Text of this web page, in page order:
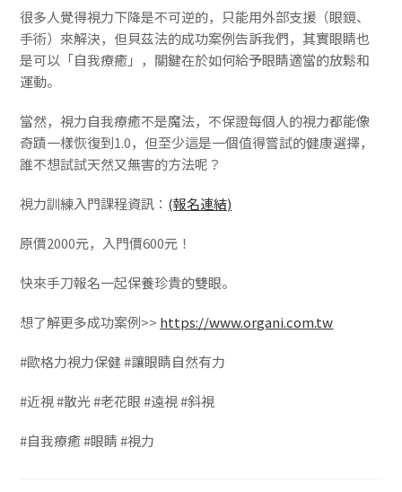
很多人覺得視力下降是不可逆的，只能用外部支援（眼鏡、
手術）來解決，但貝茲法的成功案例告訴我們，其實眼睛也
是可以「自我療癒」，關鍵在於如何給予眼睛適當的放鬆和
運動。
當然，視力自我療癒不是魔法，不保證每個人的視力都能像
奇蹟一樣恢復到1.0，但至少這是一個值得嘗試的健康選擇，
誰不想試試天然又無害的方法呢？
視力訓練入門課程資訊： (報名連結)
原價2000元，入門價600元！
快來手刀報名一起保養珍貴的雙眼。
想了解更多成功案例>> https://www.organi.com.tw
#歐格力視力保健 #讓眼睛自然有力
#近視 #散光 #老花眼 #遠視 #斜視
#自我療癒 #眼睛 #視力